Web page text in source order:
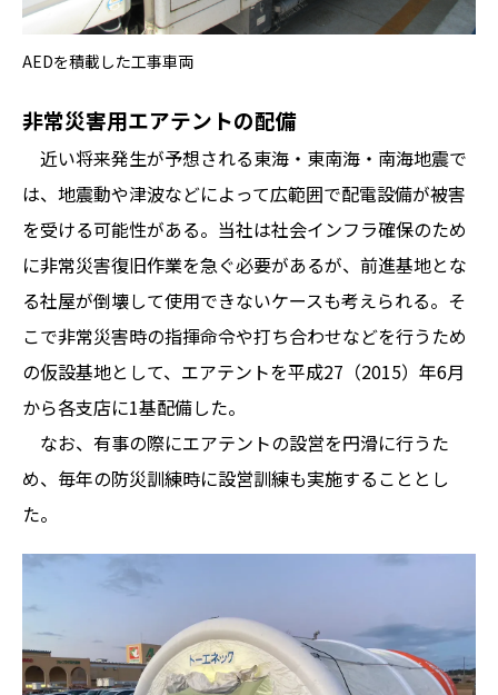
AEDを積載した工事車両
非常災害用エアテントの配備
近い将来発生が予想される東海・東南海・南海地震で
は、地震動や津波などによって広範囲で配電設備が被害
を受ける可能性がある。当社は社会インフラ確保のため
に非常災害復旧作業を急ぐ必要があるが、前進基地とな
る社屋が倒壊して使用できないケースも考えられる。そ
こで非常災害時の指揮命令や打ち合わせなどを行うため
の仮設基地として、エアテントを平成27（2015）年6月
から各支店に1基配備した。
なお、有事の際にエアテントの設営を円滑に行うた
め、毎年の防災訓練時に設営訓練も実施することとし
た。